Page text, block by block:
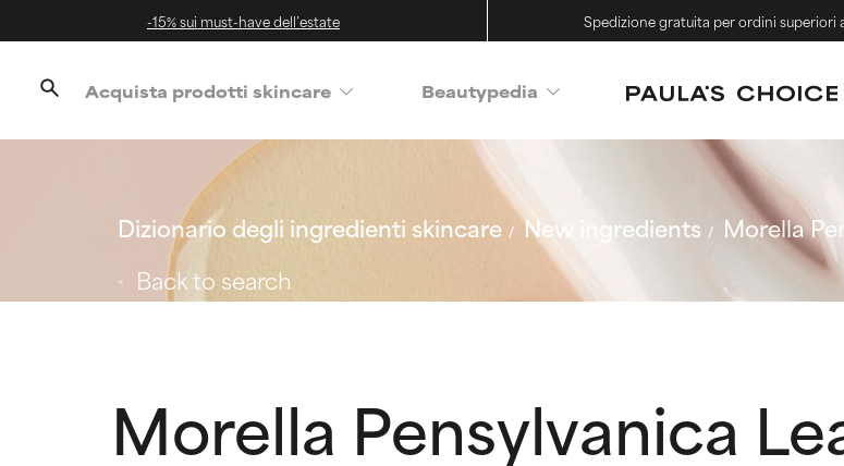
-15% sui must-have dell’estate Spedizione gratuita per ordini superiori
Acquista prodotti skincare Beautypedia
Dizionario degli ingredienti skincare New ingredients
Morella
Back to search
Morella Pensylvanica